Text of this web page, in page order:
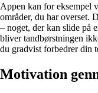
Appen kan for eksempel
områder, du har overset.
– noget, der kan slide på
bliver tandbørstningen
du gradvist forbedrer din
Motivation